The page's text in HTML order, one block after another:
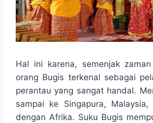
Hal ini karena, semenjak
orang Bugis terkenal sebagai
perantau yang sangat handal.
sampai ke Singapura, Malaysia,
dengan Afrika. Suku Bugis